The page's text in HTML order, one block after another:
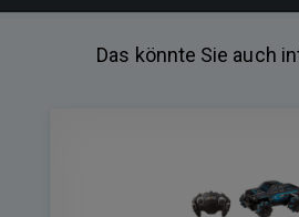
Das könnte Sie auch